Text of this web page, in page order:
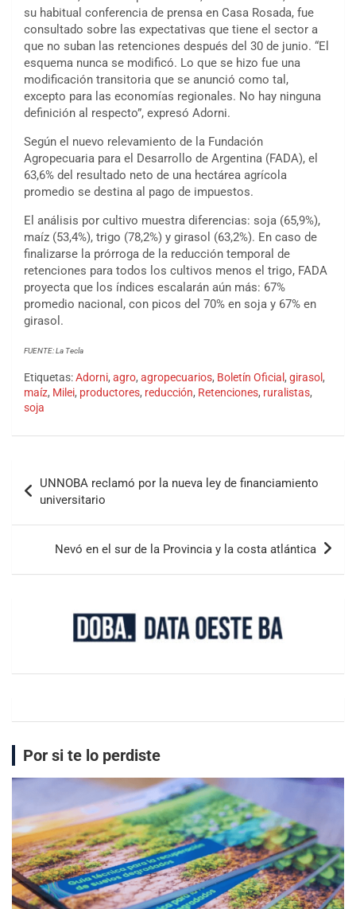
su habitual conferencia de prensa en Casa Rosada, fue
consultado sobre las expectativas que tiene el sector a
que no suban las retenciones después del 30 de junio. “El
esquema nunca se modificó. Lo que se hizo fue una
modificación transitoria que se anunció como tal,
excepto para las economías regionales. No hay ninguna
definición al respecto”, expresó Adorni.
Según el nuevo relevamiento de la Fundación
Agropecuaria para el Desarrollo de Argentina (FADA), el
63,6% del resultado neto de una hectárea agrícola
promedio se destina al pago de impuestos.
El análisis por cultivo muestra diferencias: soja (65,9%),
maíz (53,4%), trigo (78,2%) y girasol (63,2%). En caso de
finalizarse la prórroga de la reducción temporal de
retenciones para todos los cultivos menos el trigo, FADA
proyecta que los índices escalarán aún más: 67%
promedio nacional, con picos del 70% en soja y 67% en
girasol.
FUENTE: La Tecla
Etiquetas:Adorni, agro, agropecuarios, Boletín Oficial , girasol ,
maíz, Milei, productores, reducción, Retenciones, ruralistas,
soja
UNNOBA reclamó por la nueva ley de financiamiento
universitario
Nevó en el sur de la Provincia y la costa atlántica
Por si te lo perdiste